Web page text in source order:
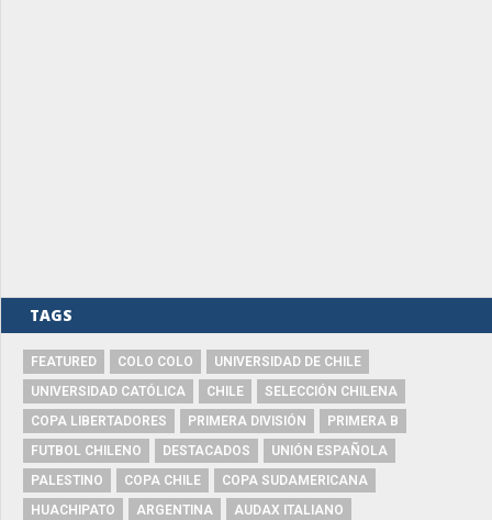
TAGS
FEATURED COLO COLO
UNIVERSIDAD DE CHILE
UNIVERSIDAD CATÓLICA
CHILE
SELECCIÓN CHILENA
COPA LIBERTADORES
PRIMERA DIVISIÓN
PRIMERA B
FUTBOL CHILENO
DESTACADOS
UNIÓN ESPAÑOLA
PALESTINO
COPA CHILE
COPA SUDAMERICANA
HUACHIPATO
ARGENTINA
AUDAX ITALIANO